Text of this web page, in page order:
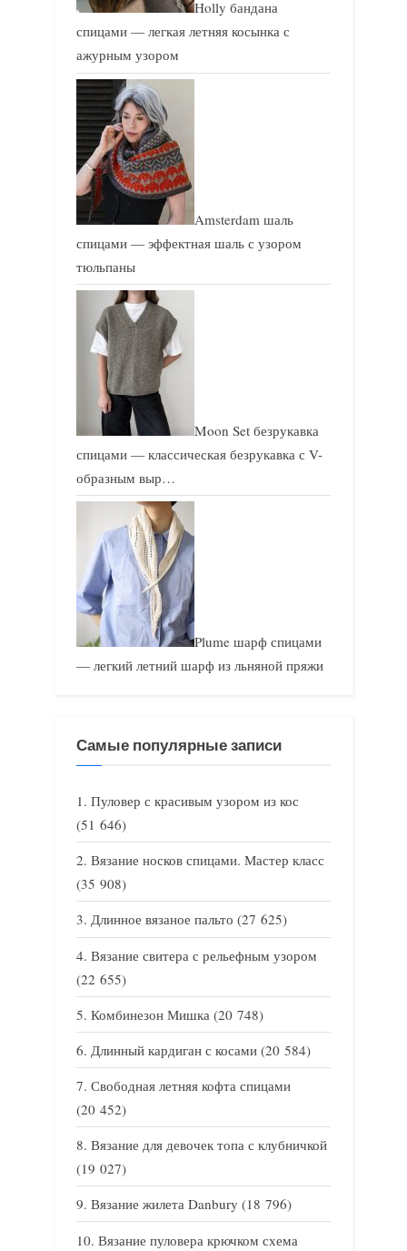
Holly бандана
спицами — легкая летняя косынка с
ажурным узором
Amsterdam шаль
спицами — эффектная шаль с узором
тюльпаны
Moon Set безрукавка
спицами — классическая безрукавка с V-
образным выр…
Plume шарф спицами
— легкий летний шарф из льняной пряжи
Самые популярные записи
Пуловер с красивым узором из кос
(51 646)
Вязание носков спицами. Мастер класс
(35 908)
Длинное вязаное пальто (27 625)
Вязание свитера с рельефным узором
(22 655)
Комбинезон Мишка (20 748)
Длинный кардиган с косами (20 584)
Свободная летняя кофта спицами
(20 452)
Вязание для девочек топа с клубничкой
(19 027)
Вязание жилета Danbury (18 796)
Вязание пуловера крючком схема